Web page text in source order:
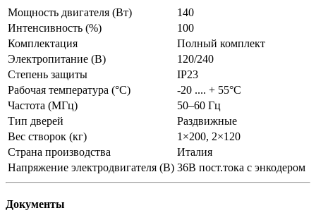
Мощность двигателя (Вт)
140
Интенсивность (%)
100
Комплектация
Полный комплект
Электропитание (В)
120/240
Степень защиты
IP23
Рабочая температура (°C)
-20 .... + 55°С
Частота (МГц)
50–60 Гц
Тип дверей
Раздвижные
Вес створок (кг)
1×200, 2×120
Страна производства
Италия
Напряжение электродвигателя (В) 36В пост.тока с энкодером
Документы